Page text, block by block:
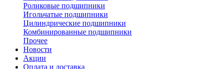
Роликовые подшипники
Игольчатые подшипники
Цилиндрические подшипники
Комбинированные подшипники
Прочее
Новости
Акции
Оплата и доставка